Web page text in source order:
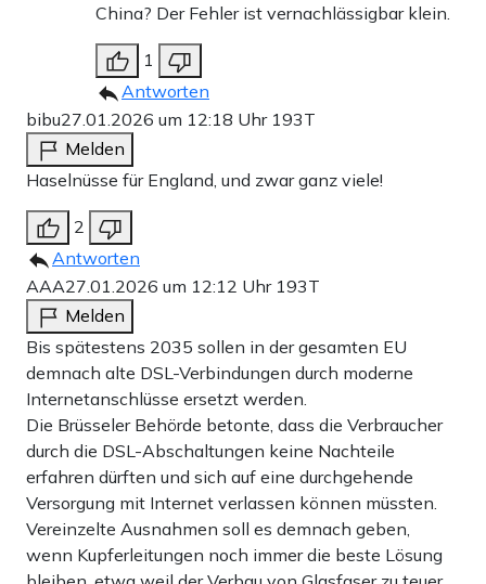
China? Der Fehler ist vernachlässigbar klein.
1
Antworten
bibu27.01.2026 um 12:18 Uhr 193T
Melden
Haselnüsse für England, und zwar ganz viele!
2
Antworten
AAA27.01.2026 um 12:12 Uhr 193T
Melden
Bis spätestens 2035 sollen in der gesamten EU
demnach alte DSL-Verbindungen durch moderne
Internetanschlüsse ersetzt werden.
Die Brüsseler Behörde betonte, dass die Verbraucher
durch die DSL-Abschaltungen keine Nachteile
erfahren dürften und sich auf eine durchgehende
Versorgung mit Internet verlassen können müssten.
Vereinzelte Ausnahmen soll es demnach geben,
wenn Kupferleitungen noch immer die beste Lösung